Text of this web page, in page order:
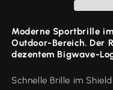
Moderne Sportbrille
Outdoor-Bereich. Der
dezentem Bigwave-
Schnelle Brille im